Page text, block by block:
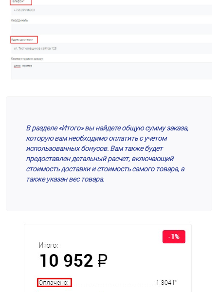
В разделе «Итого» вы найдете общую сумму заказа,
которую вам необходимо оплатить с учетом
использованных бонусов. Вам также будет
предоставлен детальный расчет, включающий
стоимость доставки и стоимость самого товара, а
также указан вес товара.